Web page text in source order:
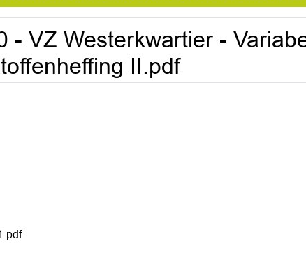
- VZ Westerkwartier -
II.pdf